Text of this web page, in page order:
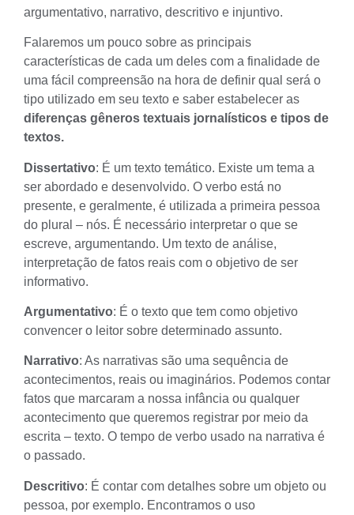
argumentativo, narrativo, descritivo e injuntivo.
Falaremos um pouco sobre as principais
características de cada um deles com a finalidade de
uma fácil compreensão na hora de definir qual será o
tipo utilizado em seu texto e saber estabelecer as
diferenças gêneros textuais jornalísticos e tipos de
textos.
Dissertativo: É um texto temático. Existe um tema a
ser abordado e desenvolvido. O verbo está no
presente, e geralmente, é utilizada a primeira pessoa
do plural – nós. É necessário interpretar o que se
escreve, argumentando. Um texto de análise,
interpretação de fatos reais com o objetivo de ser
informativo.
Argumentativo: É o texto que tem como objetivo
convencer o leitor sobre determinado assunto.
Narrativo: As narrativas são uma sequência de
acontecimentos, reais ou imaginários. Podemos contar
fatos que marcaram a nossa infância ou qualquer
acontecimento que queremos registrar por meio da
escrita – texto. O tempo de verbo usado na narrativa é
o passado.
Descritivo: É contar com detalhes sobre um objeto ou
pessoa, por exemplo. Encontramos o uso